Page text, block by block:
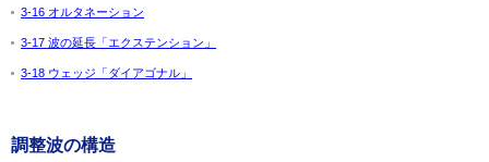
3-16 オルタネーション
3-17 波の延長「エクステンション」
3-18 ウェッジ「ダイアゴナル」
調整波の構造